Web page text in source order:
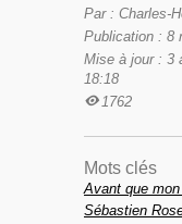
Par : Charles-
Publication : 8
Mise à jour : 3
18:18
1762
Mots clés
Avant que
Sébastien